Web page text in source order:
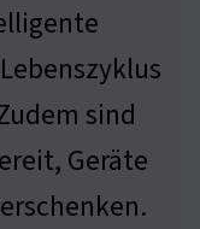
sind
Geräte